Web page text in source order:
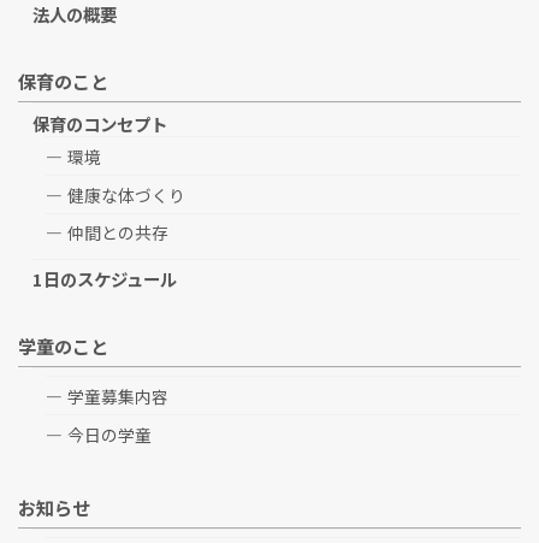
法人の概要
保育のこと
保育のコンセプト
環境
健康な体づくり
仲間との共存
1日のスケジュール
学童のこと
学童募集内容
今日の学童
お知らせ